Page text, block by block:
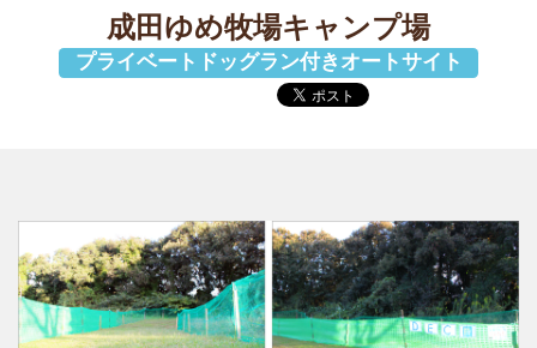
成田ゆめ牧場キャンプ場
プライベートドッグラン付きオートサイト